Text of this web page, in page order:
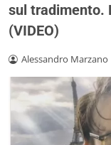
sul tradimento.
(VIDEO)
Alessandro Marzano